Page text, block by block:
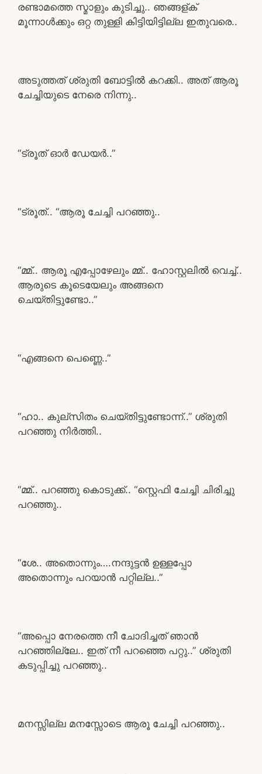
രണ്ടാമത്തെ സ്മാളും കുടിച്ചു.. ഞങ്ങള്ക്
മൂന്നാൾക്കും ഒറ്റ തുള്ളി കിട്ടിയിട്ടില്ല ഇതുവരെ..
അടുത്തത് ശ്രുതി ബോട്ടിൽ കറക്കി.. അത് ആരൂ
ചേച്ചിയുടെ നേരെ നിന്നു..
“ട്രൂത് ഓർ ഡേയർ..”
“ട്രൂത്.. “ആരൂ ചേച്ചി പറഞ്ഞു..
“മ്മ്.. ആരൂ എപ്പോഴേലും മ്മ്.. ഹോസ്റ്റലിൽ വെച്ച്..
ആരുടെ കൂടെയേലും അങ്ങനെ
ചെയ്തിട്ടുണ്ടോ..”
“എങ്ങനെ പെണ്ണെ..”
“ഹാ.. കുല്സിതം ചെയ്തിട്ടുണ്ടോന്ന്..” ശ്രുതി
പറഞ്ഞു നിർത്തി..
“മ്മ്.. പറഞ്ഞു കൊടുക്ക്.. “സ്റ്റെഫി ചേച്ചി ചിരിച്ചു
പറഞ്ഞു..
“ശേ.. അതൊന്നും….നന്ദുട്ടൻ ഉള്ളപ്പോ
അതൊന്നും പറയാൻ പറ്റില്ല..”
“അപ്പൊ നേരത്തെ നീ ചോദിച്ചത് ഞാൻ
പറഞ്ഞില്ലേ.. ഇത് നീ പറഞ്ഞെ പറ്റു..” ശ്രുതി
കടുപ്പിച്ചു പറഞ്ഞു..
മനസ്സില്ല മനസ്സോടെ ആരൂ ചേച്ചി പറഞ്ഞു..